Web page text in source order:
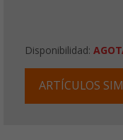
Disponibilidad:
ARTÍCULOS